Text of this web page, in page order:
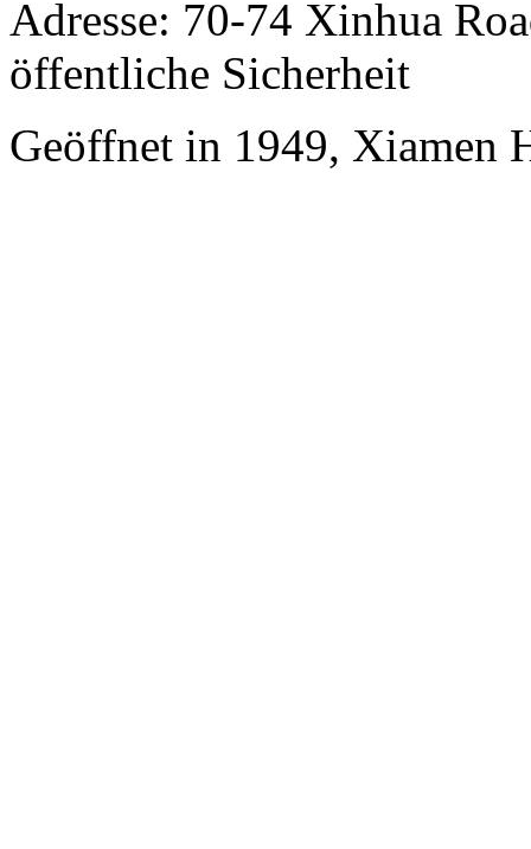
Adresse: 70-74 Xinhua
öffentliche Sicherheit
Geöffnet in 1949, Xiamen